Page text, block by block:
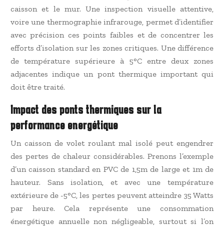
caisson et le mur. Une inspection visuelle attentive,
voire une thermographie infrarouge, permet d’identifier
avec précision ces points faibles et de concentrer les
efforts d’isolation sur les zones critiques. Une différence
de température supérieure à 5°C entre deux zones
adjacentes indique un pont thermique important qui
doit être traité.
Impact des ponts thermiques sur la
performance energétique
Un caisson de volet roulant mal isolé peut engendrer
des pertes de chaleur considérables. Prenons l’exemple
d’un caisson standard en PVC de 1,5m de large et 1m de
hauteur. Sans isolation, et avec une température
extérieure de -5°C, les pertes peuvent atteindre 35 Watts
par heure. Cela représente une consommation
énergétique annuelle non négligeable, surtout si l’on